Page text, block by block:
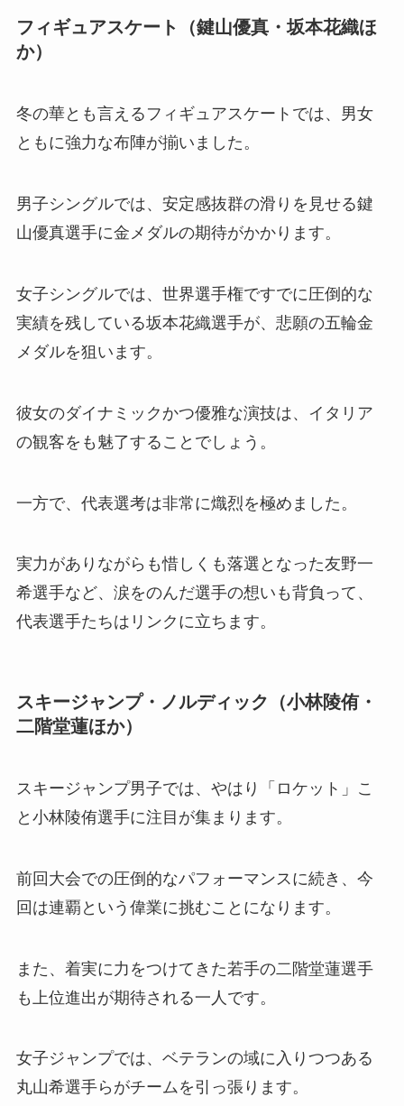
フィギュアスケート（鍵山優真・坂本花織ほ
か）
冬の華とも言えるフィギュアスケートでは、男女
ともに強力な布陣が揃いました。
男子シングルでは、安定感抜群の滑りを見せる鍵
山優真選手に金メダルの期待がかかります。
女子シングルでは、世界選手権ですでに圧倒的な
実績を残している坂本花織選手が、悲願の五輪金
メダルを狙います。
彼女のダイナミックかつ優雅な演技は、イタリア
の観客をも魅了することでしょう。
一方で、代表選考は非常に熾烈を極めました。
実力がありながらも惜しくも落選となった友野一
希選手など、涙をのんだ選手の想いも背負って、
代表選手たちはリンクに立ちます。
スキージャンプ・ノルディック（小林陵侑・
二階堂蓮ほか）
スキージャンプ男子では、やはり「ロケット」こ
と小林陵侑選手に注目が集まります。
前回大会での圧倒的なパフォーマンスに続き、今
回は連覇という偉業に挑むことになります。
また、着実に力をつけてきた若手の二階堂蓮選手
も上位進出が期待される一人です。
女子ジャンプでは、ベテランの域に入りつつある
丸山希選手らがチームを引っ張ります。